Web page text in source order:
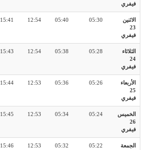
فيفري
الاثنين
23
فيفري
05:30
05:40
12:54
15:41
الثلاثاء
24
فيفري
05:28
05:38
12:54
15:43
الأربعاء
25
فيفري
05:26
05:36
12:53
15:44
الخميس
26
فيفري
05:24
05:34
12:53
15:45
الجمعة
05:22
05:32
12:53
15:46